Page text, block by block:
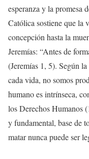
esperanza y la promesa
Católica sostiene que la
concepción hasta la
Jeremías: “Antes de
(Jeremías 1, 5). Según
cada vida, no somos
humano es intrínseca,
los Derechos Humanos
y fundamental, base de
matar nunca puede ser